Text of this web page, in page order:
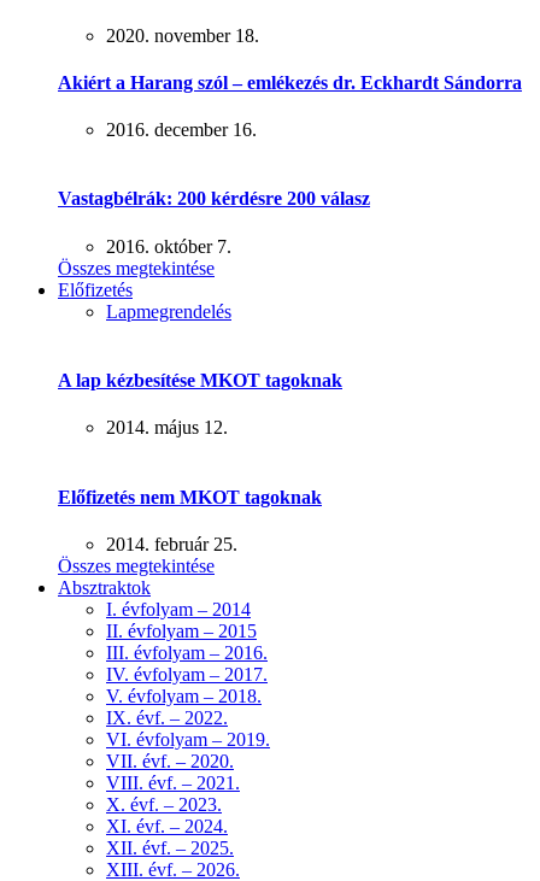
2020. november 18.
Akiért a Harang szól – emlékezés dr. Eckhardt Sándorra
2016. december 16.
Vastagbélrák: 200 kérdésre 200 válasz
2016. október 7.
Összes megtekintése
Előfizetés
Lapmegrendelés
A lap kézbesítése MKOT tagoknak
2014. május 12.
Előfizetés nem MKOT tagoknak
2014. február 25.
Összes megtekintése
Absztraktok
I. évfolyam – 2014
II. évfolyam – 2015
III. évfolyam – 2016.
IV. évfolyam – 2017.
V. évfolyam – 2018.
IX. évf. – 2022.
VI. évfolyam – 2019.
VII. évf. – 2020.
VIII. évf. – 2021.
X. évf. – 2023.
XI. évf. – 2024.
XII. évf. – 2025.
XIII. évf. – 2026.